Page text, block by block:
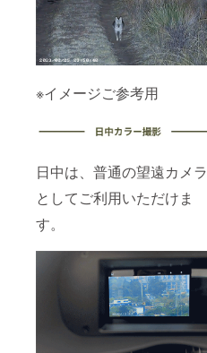
※イメージご参考用
日中は、普通の望遠カメラ
としてご利用いただけま
す。